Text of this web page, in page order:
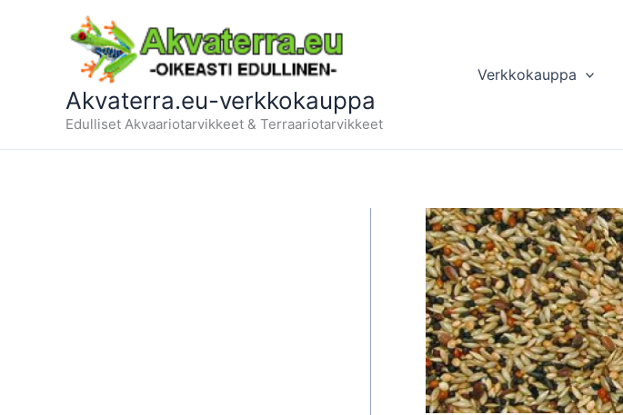
Akvaterra.eu-verkkokauppa
Edulliset Akvaariotarvikkeet & Terraariotarvikkeet
Verkkokauppa